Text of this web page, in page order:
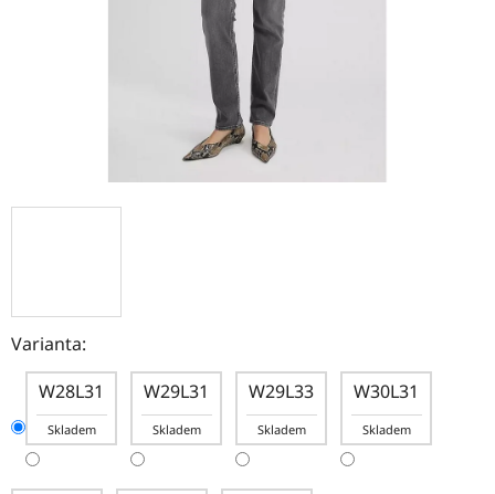
Varianta:
W28L31
Skladem
W29L31
Skladem
W29L33
Skladem
W30L31
Skladem